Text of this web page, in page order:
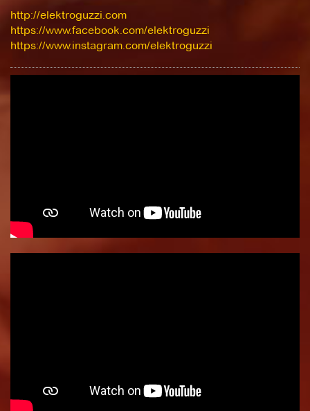
http://elektroguzzi.com
https://www.facebook.com/elektroguzzi
https://www.instagram.com/elektroguzzi